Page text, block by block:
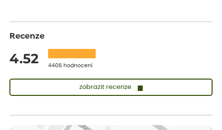
Recenze
4.52 4406 hodnocení
zobrazit recenze